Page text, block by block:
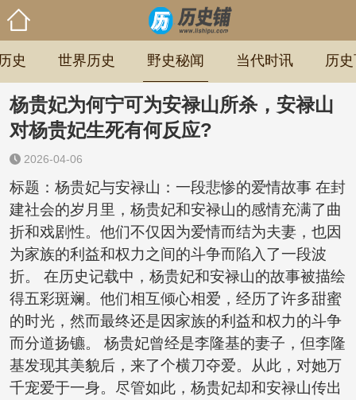
史 世界历史 野史秘闻 当代时讯 历
杨贵妃为何宁可为安禄山所杀，安禄山
对杨贵妃生死有何反应?
2026-04-06
标题：杨贵妃与安禄山：一段悲惨的爱情故事 在封
建社会的岁月里，杨贵妃和安禄山的感情充满了曲
折和戏剧性。他们不仅因为爱情而结为夫妻，也因
为家族的利益和权力之间的斗争而陷入了一段波
折。 在历史记载中，杨贵妃和安禄山的故事被描绘
得五彩斑斓。他们相互倾心相爱，经历了许多甜蜜
的时光，然而最终还是因家族的利益和权力的斗争
而分道扬镳。 杨贵妃曾经是李隆基的妻子，但李隆
基发现其美貌后，来了个横刀夺爱。从此，对她万
千宠爱于一身。尽管如此，杨贵妃却和安禄山传出